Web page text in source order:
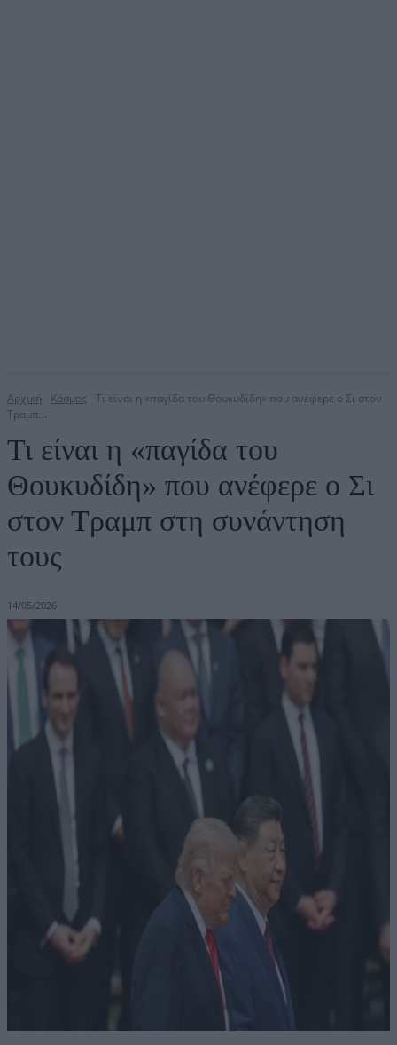
Αρχική Κόσμος
Τι είναι η «παγίδα του Θουκυδίδη» που ανέφερε ο Σι στον
Τραμπ...
Τι είναι η «παγίδα του
Θουκυδίδη» που ανέφερε ο Σι
στον Τραμπ στη συνάντηση
τους
14/05/2026